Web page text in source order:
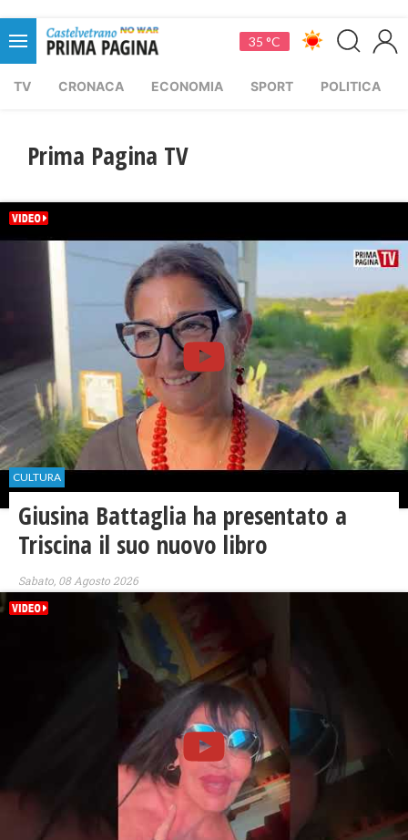
35 °C
TV CRONACA ECONOMIA SPORT POLITICA
Prima Pagina TV
CULTURA
Giusina Battaglia ha presentato a
Triscina il suo nuovo libro
Sabato, 08 Agosto 2026